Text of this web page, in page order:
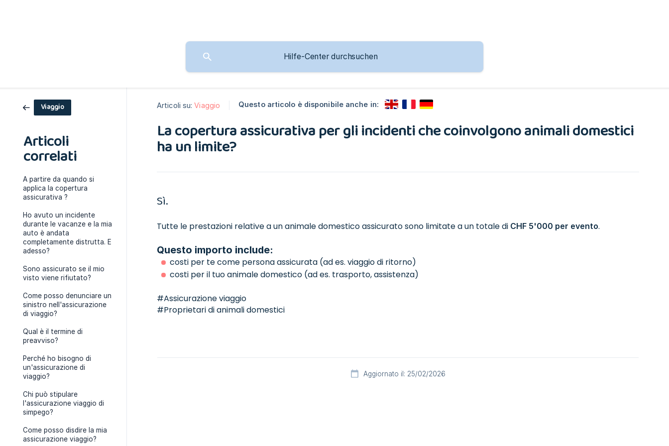
Viaggio
Articoli
correlati
A partire da quando si
applica la copertura
assicurativa ?
Ho avuto un incidente
durante le vacanze e la mia
auto è andata
completamente distrutta. E
adesso?
Sono assicurato se il mio
visto viene rifiutato?
Come posso denunciare un
sinistro nell'assicurazione
di viaggio?
Qual è il termine di
preavviso?
Perché ho bisogno di
un'assicurazione di
viaggio?
Chi può stipulare
l'assicurazione viaggio di
simpego?
Come posso disdire la mia
assicurazione viaggio?
Articoli su: Viaggio Questo articolo è disponibile anche in:
La copertura assicurativa per gli incidenti che coinvolgono animali domestici
ha un limite?
Sì.
Tutte le prestazioni relative a un animale domestico assicurato sono limitate a un totale di CHF 5'000 per evento.
Questo importo include:
costi per te come persona assicurata (ad es. viaggio di ritorno)
costi per il tuo animale domestico (ad es. trasporto, assistenza)
#Assicurazione viaggio
#Proprietari di animali domestici
Aggiornato il: 25/02/2026